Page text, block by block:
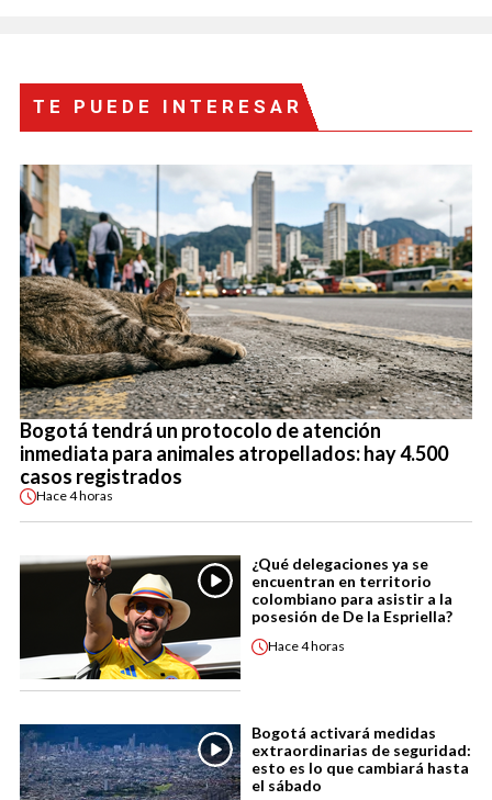
TE PUEDE INTERESAR
Bogotá tendrá un protocolo de atención
inmediata para animales atropellados: hay 4.500
casos registrados
Hace4 horas
¿Qué delegaciones ya se
encuentran en territorio
colombiano para asistir a la
posesión de De la Espriella?
Hace4 horas
Bogotá activará medidas
extraordinarias de seguridad:
esto es lo que cambiará hasta
el sábado